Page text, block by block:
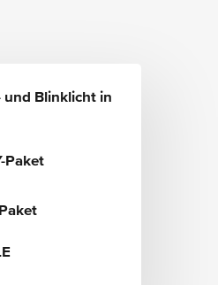
und Blinklicht in
Paket